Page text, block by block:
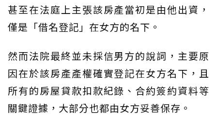
甚至在法庭上主張該房產當初是由他出資，
僅是「借名登記」在女方的名下。
然而法院最終並未採信男方的說詞，主要原
因在於該房產產權確實登記在女方名下，且
所有的房屋貸款扣款紀錄、合約簽約資料等
關鍵證據，大部分也都由女方妥善保存。